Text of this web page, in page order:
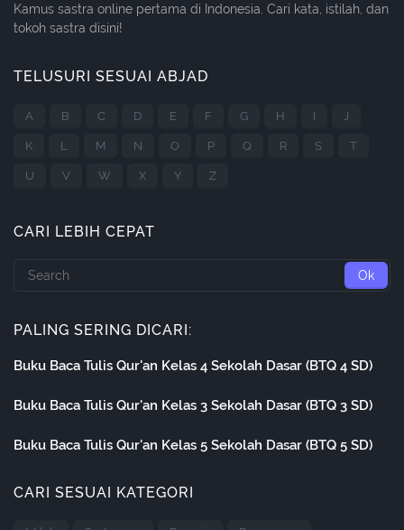
Kamus sastra online pertama di Indonesia. Cari kata, istilah, dan
tokoh sastra disini!
TELUSURI SESUAI ABJAD
A B C D E F G H I J
K L M N O P Q R S T
U V W X Y Z
CARI LEBIH CEPAT
PALING SERING DICARI:
Buku Baca Tulis Qur'an Kelas 4 Sekolah Dasar (BTQ 4 SD)
Buku Baca Tulis Qur'an Kelas 3 Sekolah Dasar (BTQ 3 SD)
Buku Baca Tulis Qur'an Kelas 5 Sekolah Dasar (BTQ 5 SD)
CARI SESUAI KATEGORI